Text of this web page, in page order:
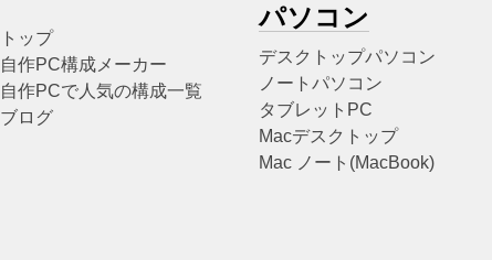
トップ
自作PC構成メーカー
自作PCで人気の構成一覧
ブログ
パソコン
デスクトップパソコン
ノートパソコン
タブレットPC
Macデスクトップ
Mac ノート(MacBook)